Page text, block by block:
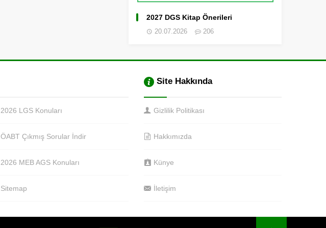
2027 DGS Kitap Önerileri
20.07.2026 206
2026 LGS Konuları
ÖABT Çıkmış Sorular İndir
2026 MEB AGS Konuları
Sitemap
Site Hakkında
Gizlilik Politikası
Hakkımızda
Künye
İletişim